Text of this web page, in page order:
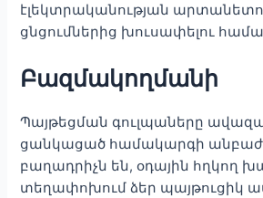
էլեկտրականության
ցնցումներից խուսափելու
Բազմակողմանի
Պայթեցման գուլպաները
ցանկացած համակարգի
բաղադրիչն են, օդային հղկող
տեղափոխում ձեր պայթուցիկ